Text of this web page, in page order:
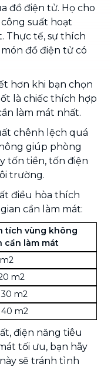
đồ điện tử. Họ cho
suất hoạt
Thực tế, sự thích
đồ điện tử có
hơn khi bạn chọn
là chiếc thích hợp
làm mát nhất.
chênh lệch quá
giúp phòng
tốn tiền, tốn điện
trường.
điều hòa thích
cần làm mát:
tích vùng không
cần làm mát
m2
m2
m2
m2
điện năng tiêu
tối ưu, bạn hãy
sẽ tránh tình